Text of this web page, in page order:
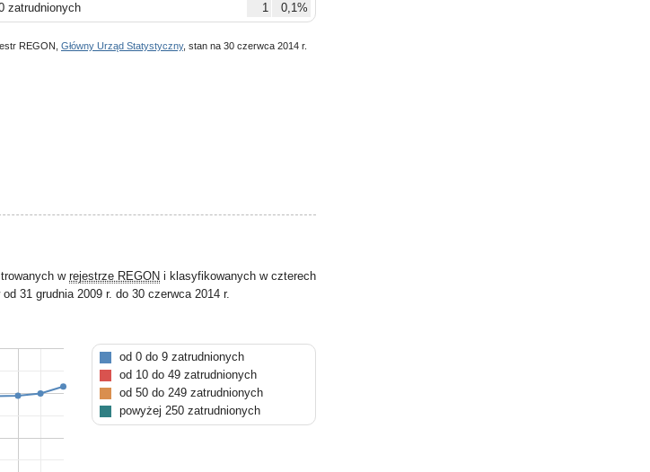
zatrudnionych
1 0,1%
REGON, Główny Urząd Statystyczny, stan na 30 czerwca 2014 r.
w rejestrze REGON i klasyfikowanych w czterech
31 grudnia 2009 r. do 30 czerwca 2014 r.
od 0 do 9 zatrudnionych
od 10 do 49 zatrudnionych
od 50 do 249 zatrudnionych
powyżej 250 zatrudnionych